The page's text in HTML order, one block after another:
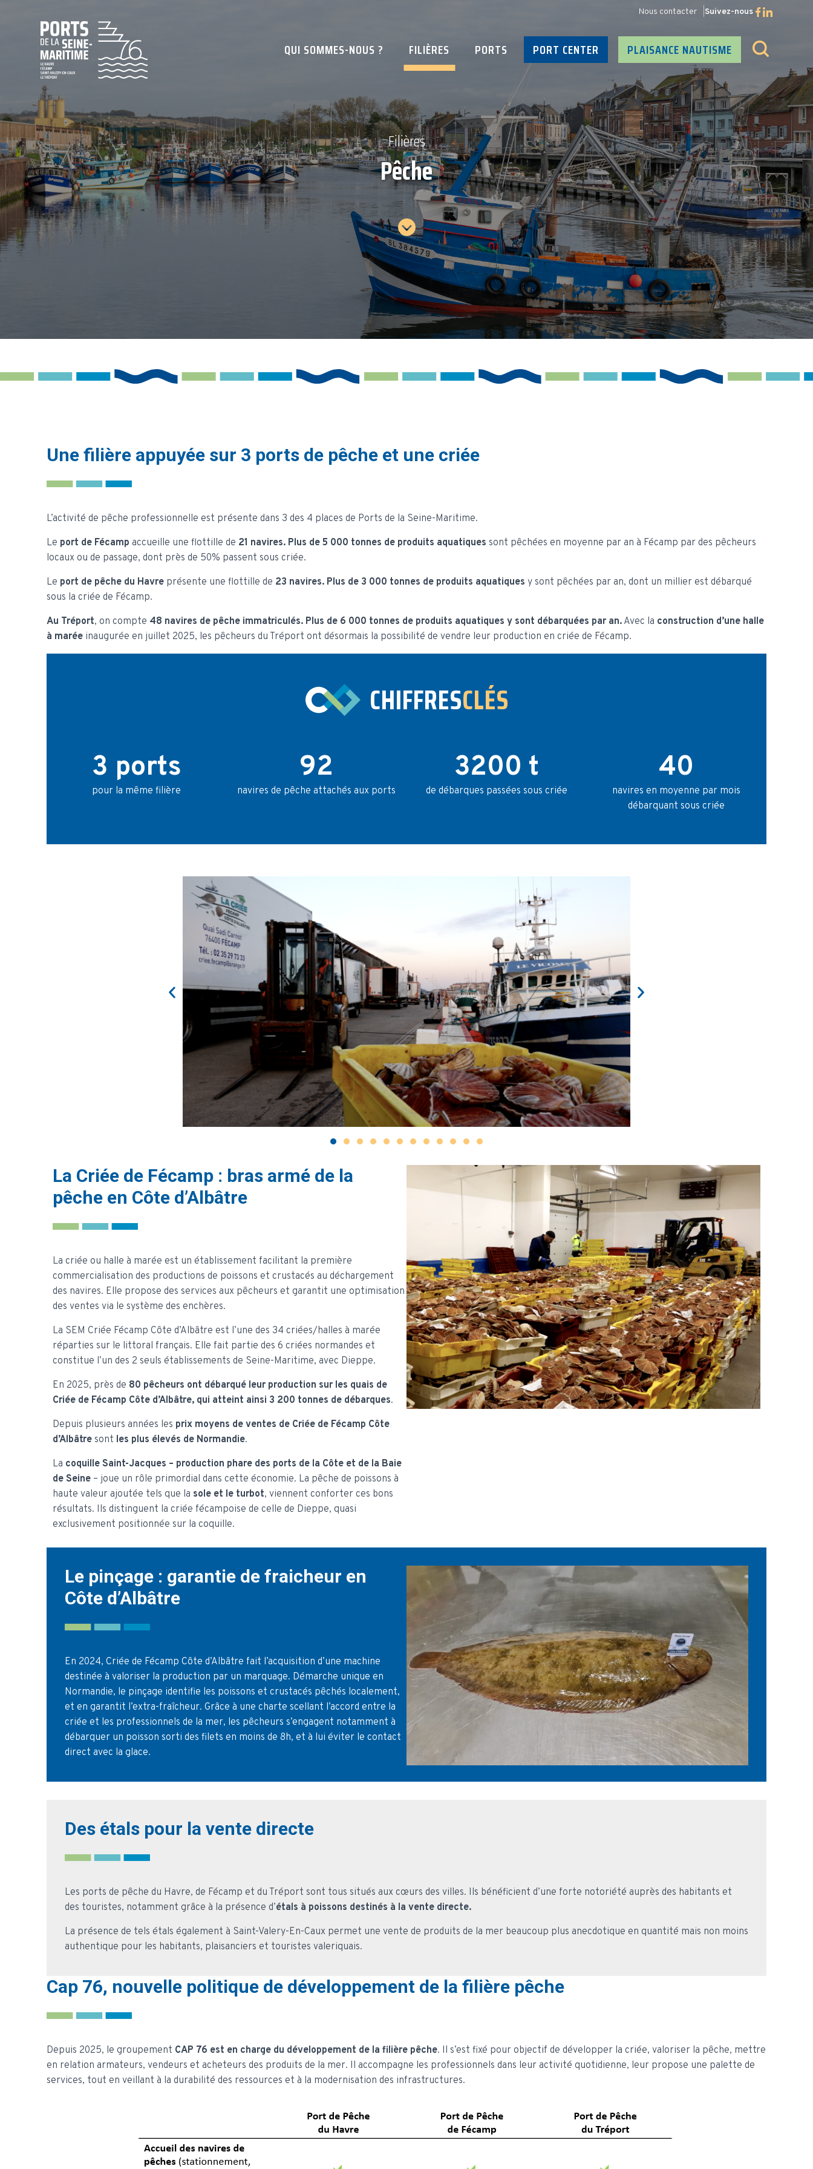
Nous contacter Suivez-nous
QUI SOMMES-NOUS ? FILIÈRES PORTS PORT CENTER PLAISANCE NAUTISME
Filières
Pêche
Une filière appuyée sur 3 ports de pêche et une criée
L’activité de pêche professionnelle est présente dans 3 des 4 places de Ports de la Seine-Maritime.
Le port de Fécamp accueille une flottille de 21 navires. Plus de 5 000 tonnes de produits aquatiques sont pêchées en moyenne par an à Fécamp par des pêcheurs
locaux ou de passage, dont près de 50% passent sous criée.
Le port de pêche du Havre présente une flottille de 23 navires. Plus de 3 000 tonnes de produits aquatiques y sont pêchées par an, dont un millier est débarqué
sous la criée de Fécamp.
Au Tréport, on compte 48 navires de pêche immatriculés. Plus de 6 000 tonnes de produits aquatiques y sont débarquées par an. Avec la construction d’une halle
à marée inaugurée en juillet 2025, les pêcheurs du Tréport ont désormais la possibilité de vendre leur production en criée de Fécamp.
CHIFFRESCLÉS
3 ports
pour la même filière
92
navires de pêche attachés aux ports
3200 t
de débarques passées sous criée
40
navires en moyenne par mois
débarquant sous criée
La Criée de Fécamp : bras armé de la
pêche en Côte d’Albâtre
La criée ou halle à marée est un établissement facilitant la première
commercialisation des productions de poissons et crustacés au déchargement
des navires. Elle propose des services aux pêcheurs et garantit une optimisation
des ventes via le système des enchères.
La SEM Criée Fécamp Côte d’Albâtre est l’une des 34 criées/halles à marée
réparties sur le littoral français. Elle fait partie des 6 criées normandes et
constitue l’un des 2 seuls établissements de Seine-Maritime, avec Dieppe.
En 2025, près de 80 pêcheurs ont débarqué leur production sur les quais de
Criée de Fécamp Côte d’Albâtre, qui atteint ainsi 3 200 tonnes de débarques.
Depuis plusieurs années les prix moyens de ventes de Criée de Fécamp Côte
d’Albâtre sont les plus élevés de Normandie.
La coquille Saint-Jacques – production phare des ports de la Côte et de la Baie
de Seine – joue un rôle primordial dans cette économie. La pêche de poissons à
haute valeur ajoutée tels que la sole et le turbot, viennent conforter ces bons
résultats. Ils distinguent la criée fécampoise de celle de Dieppe, quasi
exclusivement positionnée sur la coquille.
Le pinçage : garantie de fraicheur en
Côte d’Albâtre
En 2024, Criée de Fécamp Côte d’Albâtre fait l’acquisition d’une machine
destinée à valoriser la production par un marquage. Démarche unique en
Normandie, le pinçage identifie les poissons et crustacés pêchés localement,
et en garantit l’extra-fraîcheur. Grâce à une charte scellant l’accord entre la
criée et les professionnels de la mer, les pêcheurs s’engagent notamment à
débarquer un poisson sorti des filets en moins de 8h, et à lui éviter le contact
direct avec la glace.
Des étals pour la vente directe
Les ports de pêche du Havre, de Fécamp et du Tréport sont tous situés aux cœurs des villes. Ils bénéficient d’une forte notoriété auprès des habitants et
des touristes, notamment grâce à la présence d’étals à poissons destinés à la vente directe.
La présence de tels étals également à Saint-Valery-En-Caux permet une vente de produits de la mer beaucoup plus anecdotique en quantité mais non moins
authentique pour les habitants, plaisanciers et touristes valeriquais.
Cap 76, nouvelle politique de développement de la filière pêche
Depuis 2025, le groupement CAP 76 est en charge du développement de la filière pêche. Il s’est fixé pour objectif de développer la criée, valoriser la pêche, mettre
en relation armateurs, vendeurs et acheteurs des produits de la mer. Il accompagne les professionnels dans leur activité quotidienne, leur propose une palette de
services, tout en veillant à la durabilité des ressources et à la modernisation des infrastructures.